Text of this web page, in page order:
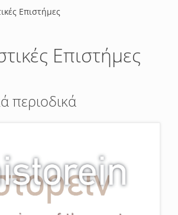
Επιστήμες
Επιστήμες
περιοδικά